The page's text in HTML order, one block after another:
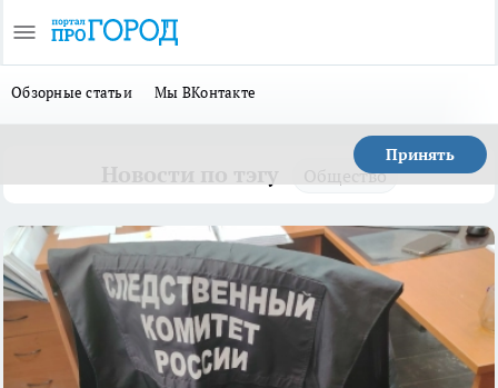
Обзорные статьи Мы ВКонтакте
Принять
Общество